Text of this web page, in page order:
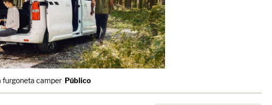
furgoneta camper Público